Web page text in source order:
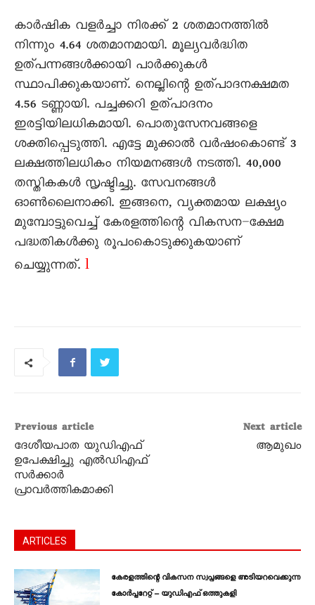
കാർഷിക വളർച്ചാ നിരക്ക് 2 ശതമാനത്തിൽ
നിന്നും 4.64 ശതമാനമായി. മൂല്യവർദ്ധിത
ഉത്പന്നങ്ങൾക്കായി പാർക്കുകൾ
സ്ഥാപിക്കുകയാണ്. നെല്ലിന്റെ ഉത്പാദനക്ഷമത
4.56 ടണ്ണായി. പച്ചക്കറി ഉത്പാദനം
ഇരട്ടിയിലധികമായി. പൊതുസേനവങ്ങളെ
ശക്തിപ്പെടുത്തി. എട്ടേ മുക്കാൽ വർഷംകൊണ്ട് 3
ലക്ഷത്തിലധികം നിയമനങ്ങൾ നടത്തി. 40,000
തസ്തികകൾ സൃഷ്ടിച്ചു. സേവനങ്ങൾ
ഓൺലൈനാക്കി. ഇങ്ങനെ, വ്യക്തമായ ലക്ഷ്യം
മുമ്പോട്ടുവെച്ച് കേരളത്തിന്റെ വികസന–ക്ഷേമ
പദ്ധതികൾക്കു രൂപംകൊടുക്കുകയാണ്
ചെയ്യുന്നത്. l
Previous article
ദേശീയപാത യുഡിഎഫ്
ഉപേക്ഷിച്ചു എൽഡിഎഫ്
സർക്കാർ
പ്രാവർത്തികമാക്കി
Next article
ആമുഖം
ARTICLES
കേരളത്തിന്റെ വികസന സ്വപ്നങ്ങളെ അടിയറവെക്കുന്ന
കോർപ്പറേറ്റ് – യുഡിഎഫ് ഒത്തുകളി